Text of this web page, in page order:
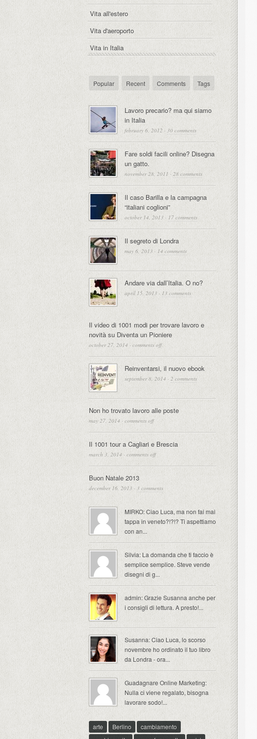
Vita all'estero
Vita d'aeroporto
Vita in Italia
Popular Recent Comments Tags
Lavoro precario? ma qui siamo
in Italia
february 6, 2012 · 30 comments
Fare soldi facili online? Disegna
un gatto.
november 28, 2011 · 28 comments
Il caso Barilla e la campagna
“italiani coglioni”
october 14, 2013 · 17 comments
Il segreto di Londra
may 6, 2013 · 14 comments
Andare via dall’Italia. O no?
april 15, 2013 · 13 comments
Il video di 1001 modi per trovare lavoro e
novità su Diventa un Pioniere
october 27, 2014 · comments off
Reinventarsi, il nuovo ebook
september 8, 2014 · 2 comments
Non ho trovato lavoro alle poste
may 27, 2014 · comments off
Il 1001 tour a Cagliari e Brescia
march 3, 2014 · comments off
Buon Natale 2013
december 16, 2013 · 3 comments
MIRKO: Ciao Luca, ma non fai mai
tappa in veneto?!?!? Ti aspettiamo
con an...
Silvia: La domanda che ti faccio è
semplice semplice. Steve vende
disegni di g...
admin: Grazie Susanna anche per
i consigli di lettura. A presto!...
Susanna: Ciao Luca, lo scorso
novembre ho ordinato il tuo libro
da Londra - ora...
Guadagnare Online Marketing:
Nulla ci viene regalato, bisogna
lavorare sodo!...
arte Berlino
cambiamento